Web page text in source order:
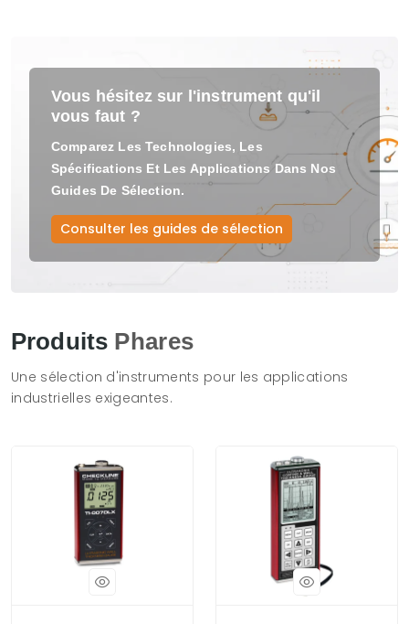
Vous hésitez sur l'instrument qu'il
vous faut ?
Comparez Les Technologies, Les
Spécifications Et Les Applications Dans Nos
Guides De Sélection.
Consulter les guides de sélection
Produits Phares
Une sélection d'instruments pour les applications
industrielles exigeantes.